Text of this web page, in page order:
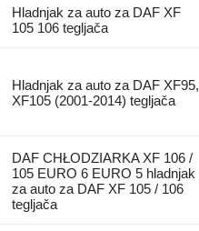
Hladnjak za auto za DAF XF
105 106 tegljača
Hladnjak za auto za DAF XF95,
XF105 (2001-2014) tegljača
DAF CHŁODZIARKA XF 106 /
105 EURO 6 EURO 5 hladnjak
za auto za DAF XF 105 / 106
tegljača